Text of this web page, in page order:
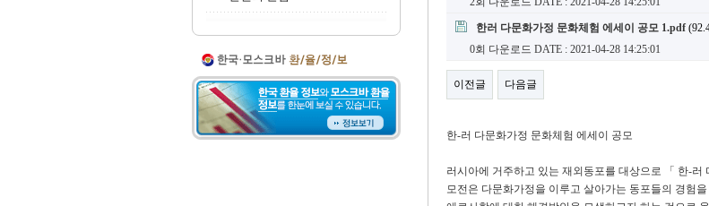
한러 다문화가정 문화체험 에세이 공모 1.pdf
0회 다운로드 DATE : 2021-04-28 14:25:01
이전글 다음글
한-러 다문화가정 문화체험 에세이 공모
러시아에 거주하고 있는 재외동포를 대상으로 「 한-
모전은 다문화가정을 이루고 살아가는 동포들의 경험